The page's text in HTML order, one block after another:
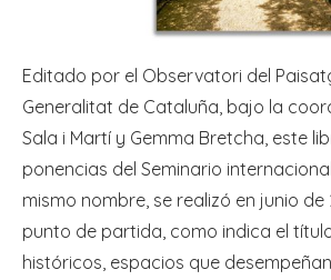
Editado por el Observatori del
Generalitat de Cataluña, bajo la
Sala i Martí y Gemma Bretcha, este
ponencias del Seminario
mismo nombre, se realizó en junio de
punto de partida, como indica el
históricos, espacios que